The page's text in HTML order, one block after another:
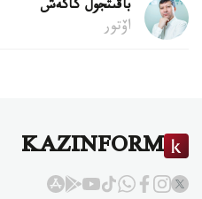
باقىتجول كاكەش
اۆتور
KAZINFORM